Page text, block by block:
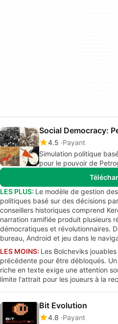
4.5 Payant
Simulation politique
pour le pouvoir de
LES PLUS: Le modèle de gestion
politiques basé sur des décisions
conseillers historiques comprend
narration ramifiée produit plusieurs
démocratiques et révolutionnaires.
bureau, Android et jeu dans le
LES MOINS: Les Bolcheviks
précédente pour être débloqués.
riche en texte exige une attention
limite l'attrait pour les joueurs à la
Bit Evolution
4.8 Payant